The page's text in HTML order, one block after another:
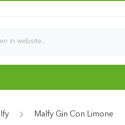
Malfy Gin Con Limone